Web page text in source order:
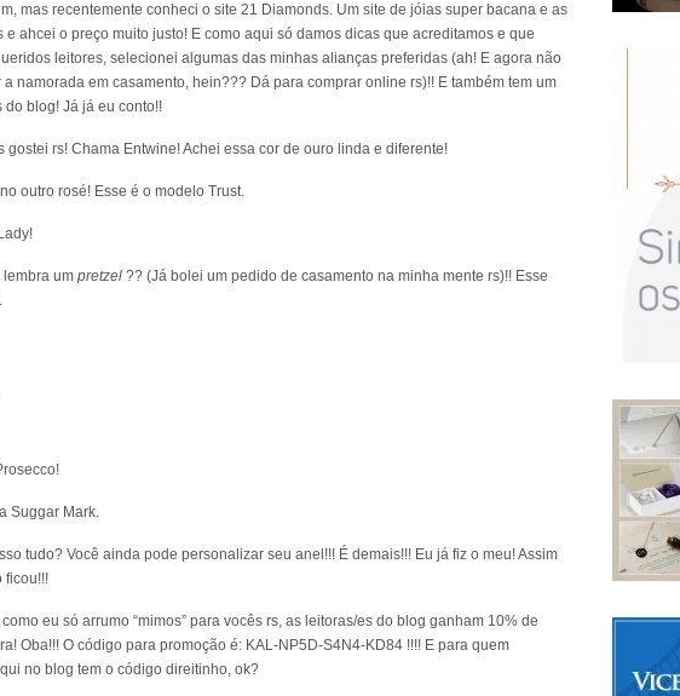
mas recentemente conheci o site 21 Diamonds. Um site de jóias super bacana e as
ahcei o preço muito justo! E como aqui só damos dicas que acreditamos e que
leitores, selecionei algumas das minhas alianças preferidas (ah! E agora não
namorada em casamento, hein??? Dá para comprar online rs)!! E também tem um
blog! Já já eu conto!!
gostei rs! Chama Entwine! Achei essa cor de ouro linda e diferente!
outro rosé! Esse é o modelo Trust.
lembra um pretzel ?? (Já bolei um pedido de casamento na minha mente rs)!! Esse
Suggar Mark.
tudo? Você ainda pode personalizar seu anel !!! É demais!!! Eu já fiz o meu! Assim
ficou!!!
eu só arrumo “mimos” para vocês rs, as leitoras/es do blog ganham 10% de
Oba!!! O código para promoção é: KAL-NP5D-S4N4-KD84 !!!! E para quem
no blog tem o código direitinho, ok?